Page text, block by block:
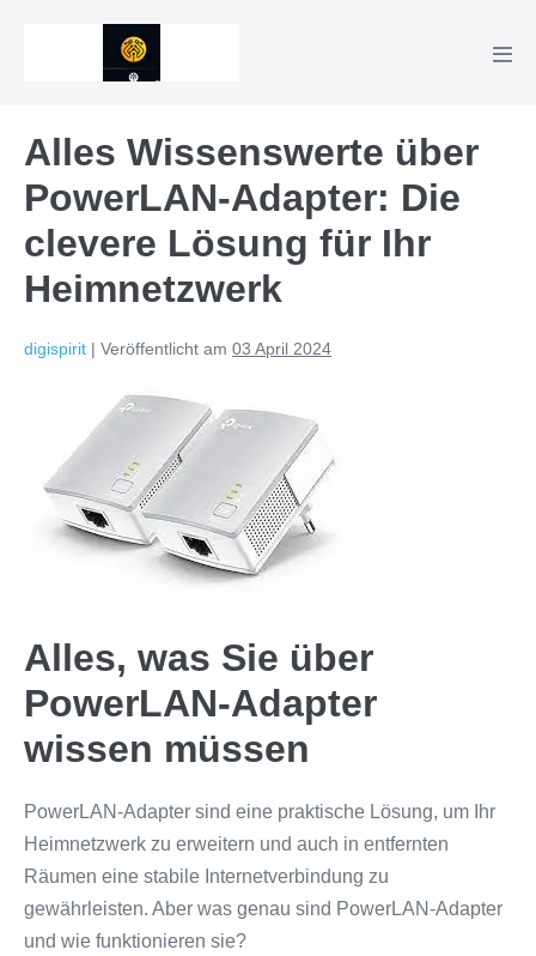
Alles Wissenswerte über
PowerLAN-Adapter: Die
clevere Lösung für Ihr
Heimnetzwerk
digispirit | Veröffentlicht am 03 April 2024
Alles, was Sie über
PowerLAN-Adapter
wissen müssen
PowerLAN-Adapter sind eine praktische Lösung, um Ihr
Heimnetzwerk zu erweitern und auch in entfernten
Räumen eine stabile Internetverbindung zu
gewährleisten. Aber was genau sind PowerLAN-Adapter
und wie funktionieren sie?